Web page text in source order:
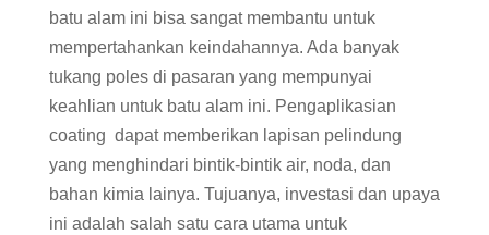
batu alam ini bisa sangat membantu untuk
mempertahankan keindahannya. Ada banyak
tukang poles di pasaran yang mempunyai
keahlian untuk batu alam ini. Pengaplikasian
coating dapat memberikan lapisan pelindung
yang menghindari bintik-bintik air, noda, dan
bahan kimia lainya. Tujuanya, investasi dan upaya
ini adalah salah satu cara utama untuk